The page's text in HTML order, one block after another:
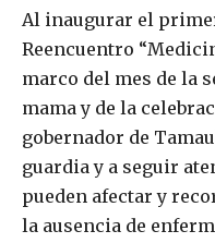
Al inaugurar el
Reencuentro
marco del mes de la
mama y de la
gobernador de
guardia y a seguir
pueden afectar y
la ausencia de